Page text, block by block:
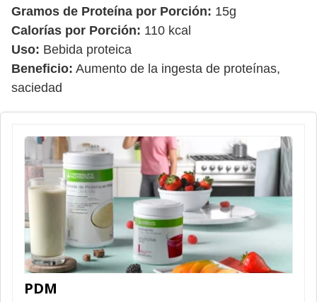
Gramos de Proteína por Porción: 15g
Calorías por Porción: 110 kcal
Uso: Bebida proteica
Beneficio: Aumento de la ingesta de proteínas,
saciedad
PDM